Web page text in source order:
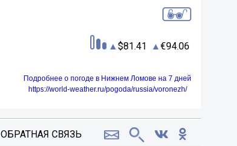
81.41 94.06
Подробнее о погоде в Нижнем Ломове на 7 дней
https://world-weather.ru/pogoda/russia/voronezh/
ОБРАТНАЯ СВЯЗЬ